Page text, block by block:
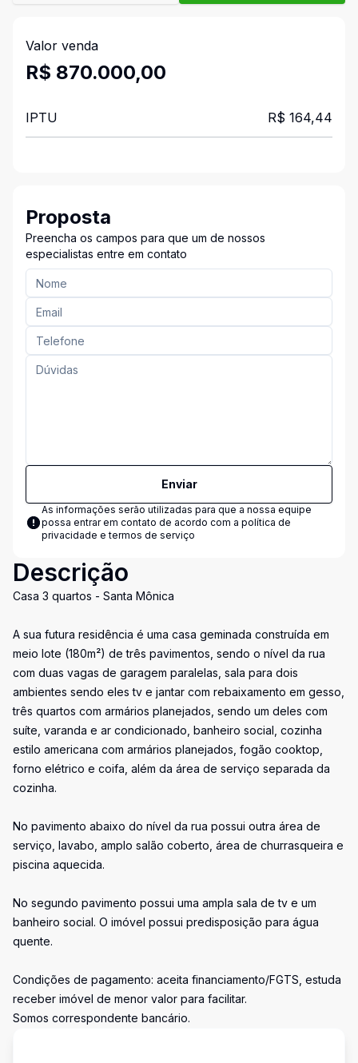
Valor venda
R$ 870.000,00
IPTU R$ 164,44
Proposta
Preencha os campos para que um de nossos
especialistas entre em contato
Enviar
As informações serão utilizadas para que a nossa equipe
possa entrar em contato de acordo com a política de
privacidade e termos de serviço
Descrição
Casa 3 quartos - Santa Mônica
A sua futura residência é uma casa geminada construída em
meio lote (180m²) de três pavimentos, sendo o nível da rua
com duas vagas de garagem paralelas, sala para dois
ambientes sendo eles tv e jantar com rebaixamento em gesso,
três quartos com armários planejados, sendo um deles com
suíte, varanda e ar condicionado, banheiro social, cozinha
estilo americana com armários planejados, fogão cooktop,
forno elétrico e coifa, além da área de serviço separada da
cozinha.
No pavimento abaixo do nível da rua possui outra área de
serviço, lavabo, amplo salão coberto, área de churrasqueira e
piscina aquecida.
No segundo pavimento possui uma ampla sala de tv e um
banheiro social. O imóvel possui predisposição para água
quente.
Condições de pagamento: aceita financiamento/FGTS, estuda
receber imóvel de menor valor para facilitar.
Somos correspondente bancário.